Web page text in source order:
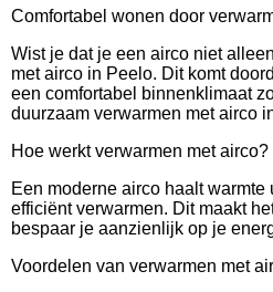
Comfortabel wonen door
Wist je dat je een airco niet
met airco in Peelo. Dit komt
een comfortabel binnenklimaat
duurzaam verwarmen met airco
Hoe werkt verwarmen met airco?
Een moderne airco haalt
efficiënt verwarmen. Dit maakt
bespaar je aanzienlijk op je
Voordelen van verwarmen met